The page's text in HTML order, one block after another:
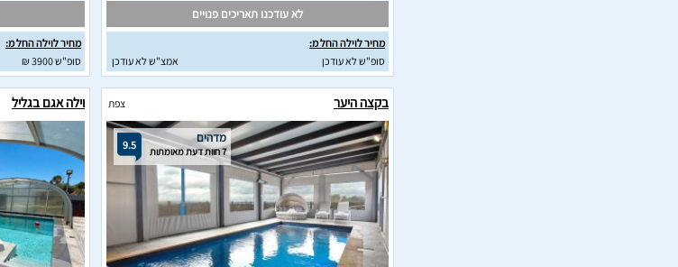
לא עודכנו תאריכים פנויים
מחיר לוילה החל מ:
סופ"ש לא עודכן
אמצ"ש לא עודכן
מחיר לוילה החל מ:
סופ"ש 3900 ₪
בקצה היער צפת
9.5 מדהים
7 חוות דעת מאומתות
וילה אגם בגליל